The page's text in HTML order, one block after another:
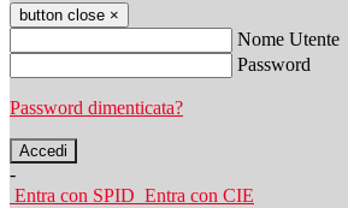
button close ×
Nome Utente
Password
Password dimenticata?
-
Entra con SPID Entra con CIE